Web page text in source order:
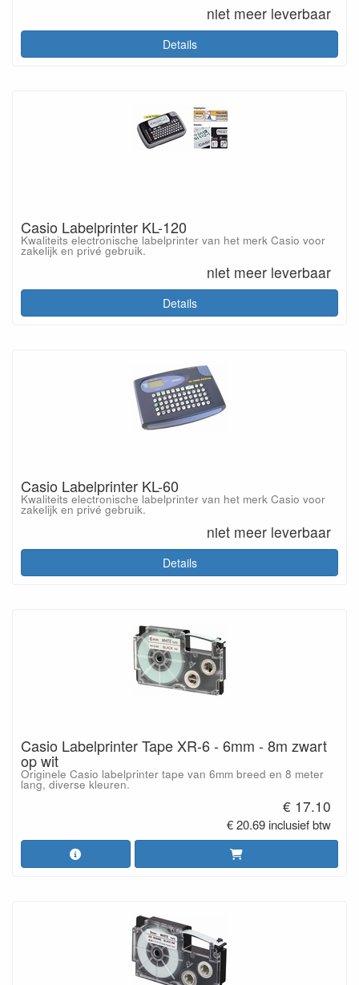
niet meer leverbaar
Details
Casio Labelprinter KL-120
Kwaliteits electronische labelprinter van het merk Casio voor
zakelijk en privé gebruik.
niet meer leverbaar
Details
Casio Labelprinter KL-60
Kwaliteits electronische labelprinter van het merk Casio voor
zakelijk en privé gebruik.
niet meer leverbaar
Details
Casio Labelprinter Tape XR-6 - 6mm - 8m zwart
op wit
Originele Casio labelprinter tape van 6mm breed en 8 meter
lang, diverse kleuren.
€ 17.10
€ 20.69 inclusief btw